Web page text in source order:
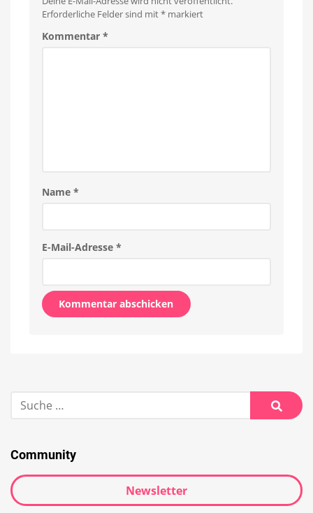
Erforderliche Felder sind mit* markiert
Kommentar *
Name *
E-Mail-Adresse *
nach:
Suche
Community
Newsletter